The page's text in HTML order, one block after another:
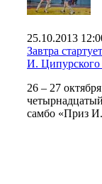
25.10.2013
Завтра
И. Ципурского
26 – 27
самбо «Приз